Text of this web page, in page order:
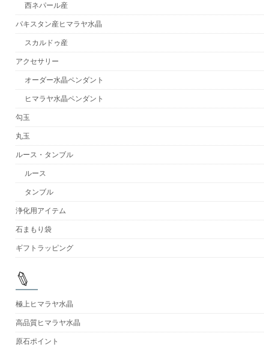
西ネパール産
パキスタン産ヒマラヤ水晶
スカルドゥ産
アクセサリー
オーダー水晶ペンダント
ヒマラヤ水晶ペンダント
勾玉
丸玉
ルース・タンブル
ルース
タンブル
浄化用アイテム
石まもり袋
ギフトラッピング
極上ヒマラヤ水晶
高品質ヒマラヤ水晶
原石ポイント